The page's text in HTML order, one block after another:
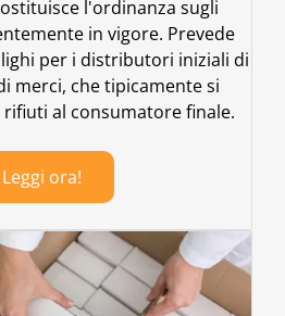
l'ordinanza sugli
in vigore. Prevede
per i distributori iniziali di
merci, che tipicamente si
al consumatore finale.
Leggi ora!